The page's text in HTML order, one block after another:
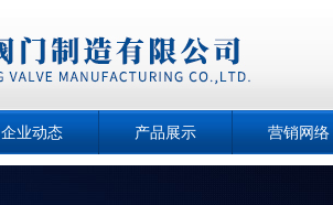
企业动态 产品展示 营销网络